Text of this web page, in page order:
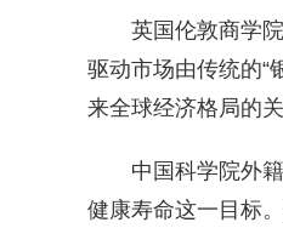
英国伦敦商学院
驱动市场由传统的“
来全球经济格局的关
中国科学院外籍
健康寿命这一目标